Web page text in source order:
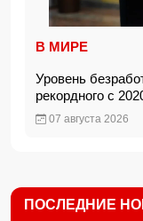
В МИРЕ
Уровень
рекордного с
07 августа 2026
ПОСЛЕДНИЕ